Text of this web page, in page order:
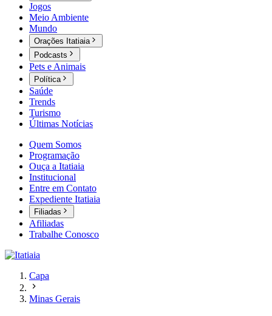
Jogos
Meio Ambiente
Mundo
Orações Itatiaia
Podcasts
Pets e Animais
Política
Saúde
Trends
Turismo
Últimas Notícias
Quem Somos
Programação
Ouça a Itatiaia
Institucional
Entre em Contato
Expediente Itatiaia
Filiadas
Afiliadas
Trabalhe Conosco
Capa
Minas Gerais